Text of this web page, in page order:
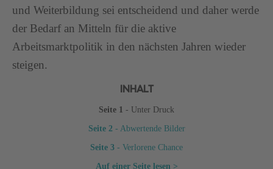
und Weiterbildung sei entscheidend und daher werde
der Bedarf an Mitteln für die aktive
Arbeitsmarktpolitik in den nächsten Jahren wieder
steigen.
INHALT
Seite 1 - Unter Druck
Seite 2- Abwertende Bilder
Seite 3 - Verlorene Chance
Auf einer Seite lesen >